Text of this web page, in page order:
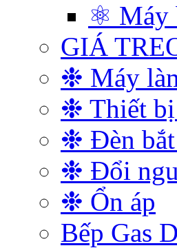
⚛ Máy
GIÁ
❉ Máy
❉ Thiết bị
❉ Đèn
❉ Đổi
❉ Ổn áp
Bếp